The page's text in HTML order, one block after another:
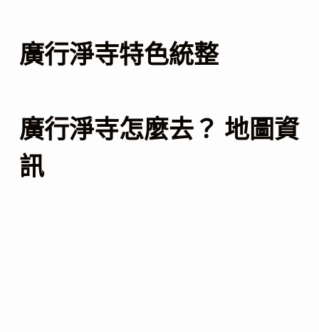
廣行淨寺特色統整
廣行淨寺怎麼去？ 地圖資
訊